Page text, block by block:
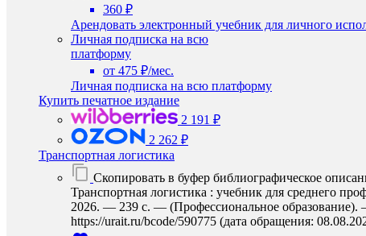
360 ₽
Арендовать электронный учебник для личного
Личная подписка на всю
платформу
от 475 ₽/мес.
Личная подписка на всю платформу
Купить печатное издание
2 191 ₽
2 262 ₽
Транспортная логистика
Скопировать в буфер библиографическое
Транспортная логистика : учебник для среднего
2026. — 239 с. — (Профессиональное
https://urait.ru/bcode/590775 (дата обращения: